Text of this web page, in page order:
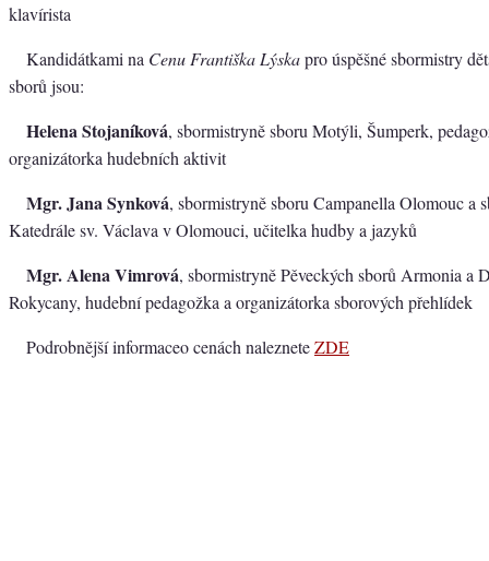
klavírista
Kandidátkami na Cenu Františka Lýskapro úspěšné sbormistry
sborů jsou:
Helena Stojaníková, sbormistryně sboru Motýli, Šumperk,
organizátorka hudebních aktivit
Mgr. Jana Synková, sbormistryně sboru Campanella Olomouc a
Katedrále sv. Václava v Olomouci, učitelka hudby a jazyků
Mgr. Alena Vimrová, sbormistryně Pěveckých sborů Armonia a
Rokycany, hudební pedagožka a organizátorka sborových přehlídek
Podrobnější informaceo cenách nalezneteZDE